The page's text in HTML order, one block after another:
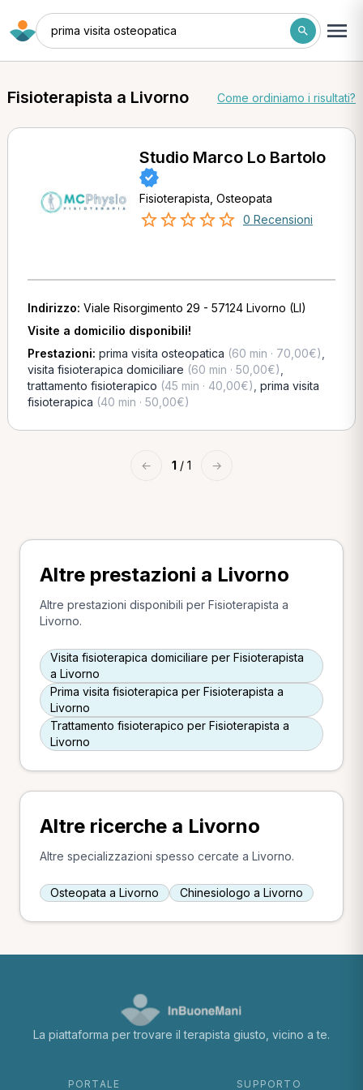
prima visita osteopatica
Fisioterapista a Livorno Come ordiniamo i risultati?
Studio Marco Lo Bartolo
Fisioterapista, Osteopata
0 Recensioni
Indirizzo: Viale Risorgimento 29 - 57124 Livorno (LI)
Visite a domicilio disponibili!
Prestazioni: prima visita osteopatica (60 min · 70,00€)
visita fisioterapica domiciliare (60 min · 50,00€)
trattamento fisioterapico (45 min · 40,00€) prima visita
fisioterapica (40 min · 50,00€)
← 1 / 1 →
Altre prestazioni a Livorno
Altre prestazioni disponibili per Fisioterapista a
Livorno.
Visita fisioterapica domiciliare per Fisioterapista
a Livorno
Prima visita fisioterapica per Fisioterapista a
Livorno
Trattamento fisioterapico per Fisioterapista a
Livorno
Altre ricerche a Livorno
Altre specializzazioni spesso cercate a Livorno.
Osteopata a Livorno Chinesiologo a Livorno
La piattaforma per trovare il terapista giusto, vicino a te.
PORTALE SUPPORTO